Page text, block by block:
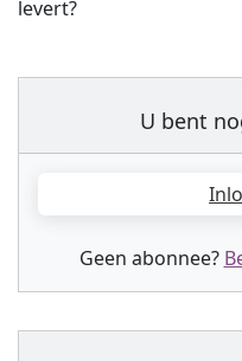
levert?
U bent
Geen abonnee?